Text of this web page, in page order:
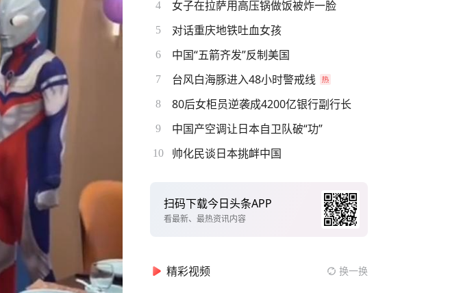
4 女子在拉萨用高压锅做饭被炸一脸
5 对话重庆地铁吐血女孩
6 中国“五箭齐发”反制美国
7 台风白海豚进入48小时警戒线
8 80后女柜员逆袭成4200亿银行副行长
9 中国产空调让日本自卫队破“功”
10 帅化民谈日本挑衅中国
扫码下载今日头条APP
看最新、最热资讯内容
精彩视频 换一换